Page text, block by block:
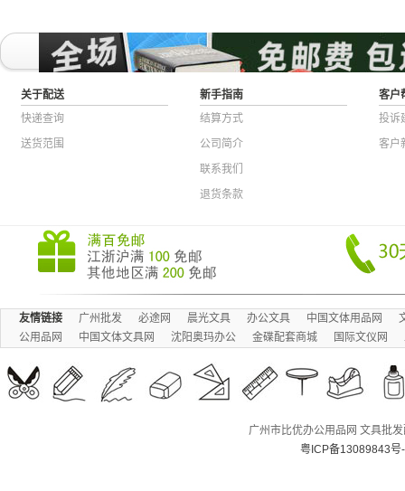
关于配送
快递查询
送货范围
新手指南
结算方式
公司简介
联系我们
退货条款
客户
投诉
客户
友情链接 广州批发 必途网 晨光文具 办公文具 中国文体用品网
公用品网
中国文体文具网 沈阳奥玛办公 金碟配套商城 国际文仪网
广州市比优办公用品网 文具批
粤ICP备13089843号